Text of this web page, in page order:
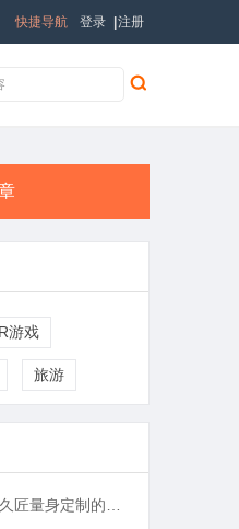
登录 注册
快捷导航
游戏
旅游